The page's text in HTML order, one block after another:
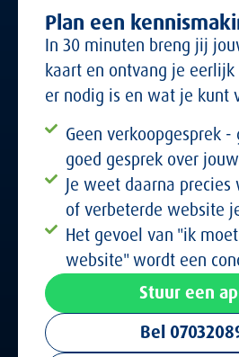
Plan een
In 30 minuten breng jij
kaart en ontvang je
er nodig is en wat je kunt
Geen verkoopgesprek
goed gesprek over
Je weet daarna
of verbeterde website
Het gevoel van "ik
website" wordt een
Stuur een
Bel